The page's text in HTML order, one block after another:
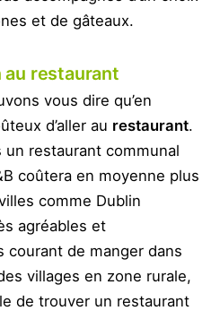
et de gâteaux.
au restaurant
vous dire qu’en
d’aller au restaurant.
restaurant communal
coûtera en moyenne plus
comme Dublin
agréables et
de manger dans
villages en zone rurale,
de trouver un restaurant